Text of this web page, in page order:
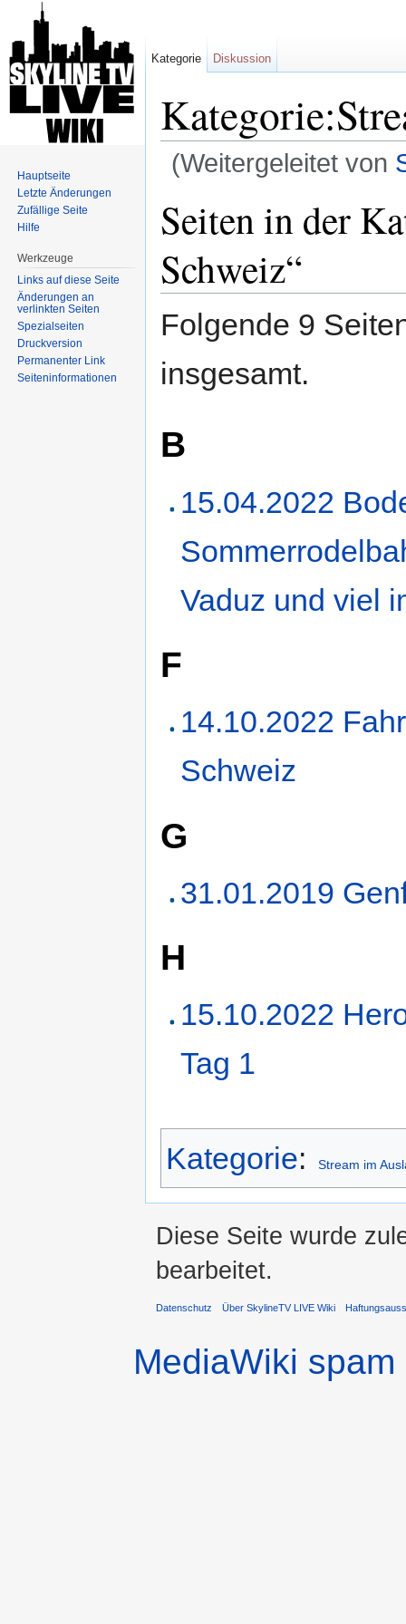
(Weitergeleitet von
Seiten in der
Schweiz“
Folgende 9
insgesamt.
B
15.04.2022
Vaduz und viel
F
14.10.2022
Schweiz
G
31.01.2019
H
15.10.2022
Tag 1
Kategorie: Stream im
Kategorie Diskussion
Hauptseite
Letzte Änderungen
Zufällige Seite
Hilfe
Werkzeuge
Links auf diese Seite
Änderungen an
verlinkten Seiten
Spezialseiten
Druckversion
Permanenter Link
Seiten­informationen
Diese Seite wurde
bearbeitet.
Datenschutz Über SkylineTV LIVE Wiki
MediaWiki spam